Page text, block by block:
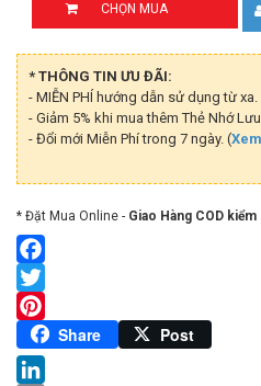
CHỌN MUA
* THÔNG TIN ƯU ĐÃI:
- MIỄN PHÍ hướng dẫn sử dụng từ xa.
- Giảm 5% khi mua thêm Thẻ Nhớ
- Đổi mới Miễn Phí trong 7 ngày. (
* Đặt Mua Online - Giao Hàng COD
Facebook
Twitter
Pinterest
Share Post